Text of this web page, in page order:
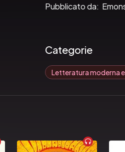
Pubblicato da:
Categorie
Letteratura moderna